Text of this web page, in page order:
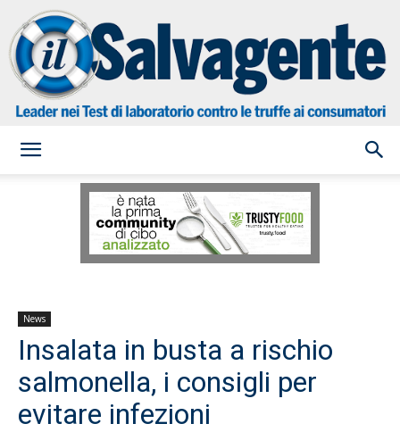
Salvagente
News
Insalata in busta a rischio
salmonella, i consigli per
evitare infezioni